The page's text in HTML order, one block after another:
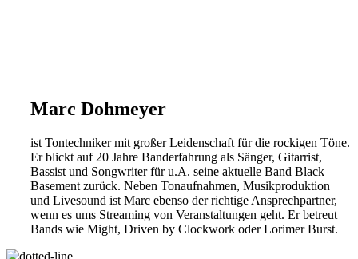
Marc Dohmeyer
ist Tontechniker mit großer Leidenschaft für die rockigen Töne.
Er blickt auf 20 Jahre Banderfahrung als Sänger, Gitarrist,
Bassist und Songwriter für u.A. seine aktuelle Band Black
Basement zurück. Neben Tonaufnahmen, Musikproduktion
und Livesound ist Marc ebenso der richtige Ansprechpartner,
wenn es ums Streaming von Veranstaltungen geht. Er betreut
Bands wie Might, Driven by Clockwork oder Lorimer Burst.